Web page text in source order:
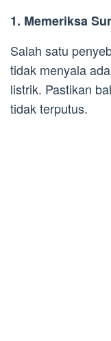
1. Memeriksa
Salah satu
tidak menyala
listrik. Pastikan
tidak terputus.